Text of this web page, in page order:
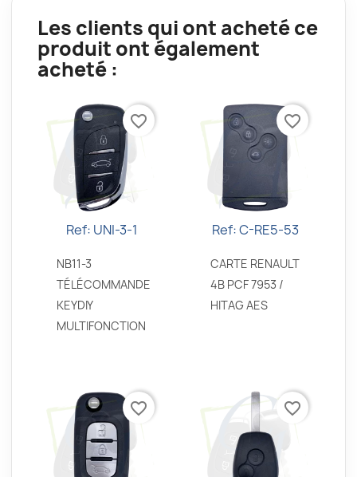
Les clients qui ont acheté ce
produit ont également
acheté :
Aperçu rapide
Ref: UNI-3-1
NB11-3
TÉLÉCOMMANDE
KEYDIY
MULTIFONCTION
favorite_border
Aperçu rapide
Ref: C-RE5-53
CARTE RENAULT
4B PCF 7953 /
HITAG AES
favorite_border
favorite_border favorite_border